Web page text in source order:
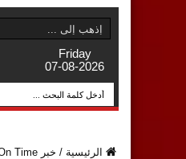
Friday
07-08-2026
الرئيسية / خبر On Time